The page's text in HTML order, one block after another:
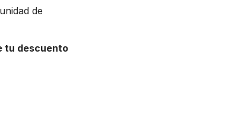
de
tu descuento